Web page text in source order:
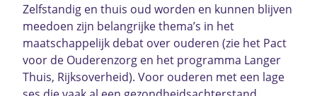
Zelfstandig en thuis oud worden en kunnen blijven
meedoen zijn belangrijke thema’s in het
maatschappelijk debat over ouderen (zie het Pact
voor de Ouderenzorg en het programma Langer
Thuis, Rijksoverheid). Voor ouderen met een lage